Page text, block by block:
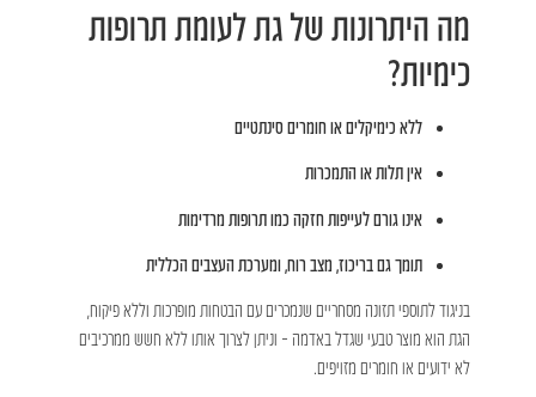
מה היתרונות של גת לעומת תרופות
כימיות?
ללא כימיקלים או חומרים סינתטיים
אין תלות או התמכרות
אינו גורם לעייפות חזקה כמו תרופות מרדימות
תומך גם בריכוז, מצב רוח, ומערכת העצבים הכללית
בניגוד לתוספי תזונה מסחריים שנמכרים עם הבטחות מופרכות וללא פיקוח,
הגת הוא מוצר טבעי שגדל באדמה – וניתן לצרוך אותו ללא חשש ממרכיבים
לא ידועים או חומרים מזויפים.